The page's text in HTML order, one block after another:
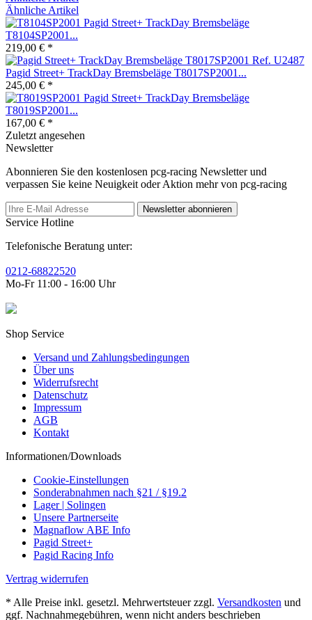
Ähnliche Artikel
Pagid Street+ TrackDay Bremsbeläge
T8104SP2001...
219,00 € *
Pagid Street+ TrackDay Bremsbeläge T8017SP2001...
245,00 € *
Pagid Street+ TrackDay Bremsbeläge
T8019SP2001...
167,00 € *
Zuletzt angesehen
Newsletter
Abonnieren Sie den kostenlosen pcg-racing Newsletter und
verpassen Sie keine Neuigkeit oder Aktion mehr von pcg-racing
Newsletter abonnieren
Service Hotline
Telefonische Beratung unter:
0212-68822520
Mo-Fr 11:00 - 16:00 Uhr
Shop Service
Versand und Zahlungsbedingungen
Über uns
Widerrufsrecht
Datenschutz
Impressum
AGB
Kontakt
Informationen/Downloads
Cookie-Einstellungen
Sonderabnahmen nach §21 / §19.2
Lager | Solingen
Unsere Partnerseite
Magnaflow ABE Info
Pagid Street+
Pagid Racing Info
Vertrag widerrufen
* Alle Preise inkl. gesetzl. Mehrwertsteuer zzgl. Versandkosten und
ggf. Nachnahmegebühren, wenn nicht anders beschrieben